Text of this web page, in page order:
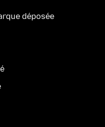
déposée